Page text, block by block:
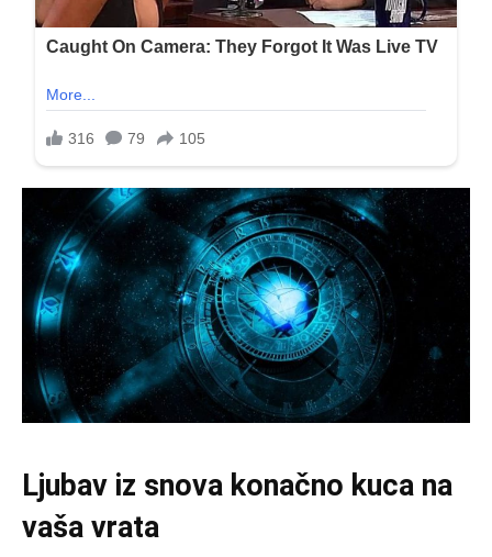
Ljubav iz snova konačno kuca na
vaša vrata